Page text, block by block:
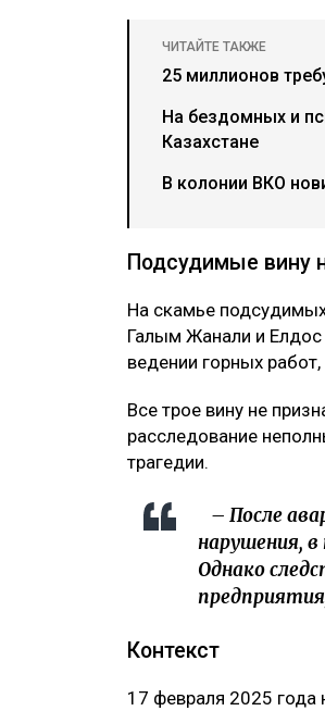
ЧИТАЙТЕ ТАКЖЕ
25 миллионов
На бездомных и
Казахстане
В колонии ВКО
Подсудимые вину
На скамье
Галым Жанали и
ведении горных
Все трое вину не
расследование
трагедии.
– После
нарушения,
Однако
Контекст
17 февраля 2025 года